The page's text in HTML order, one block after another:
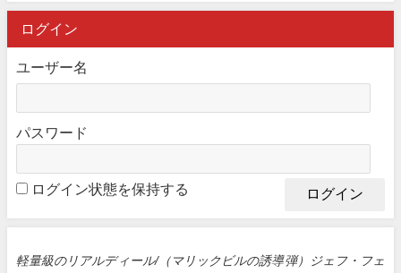
ログイン
ユーザー名
パスワード
ログイン状態を保持する
軽量級のリアルディール/（マリックビルの誘導弾）ジェフ・フェ